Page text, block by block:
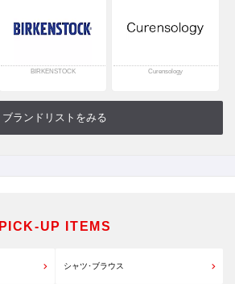
BIRKENSTOCK Curensology
ブランドリストをみる
PICK-UP ITEMS
シャツ･ブラウス